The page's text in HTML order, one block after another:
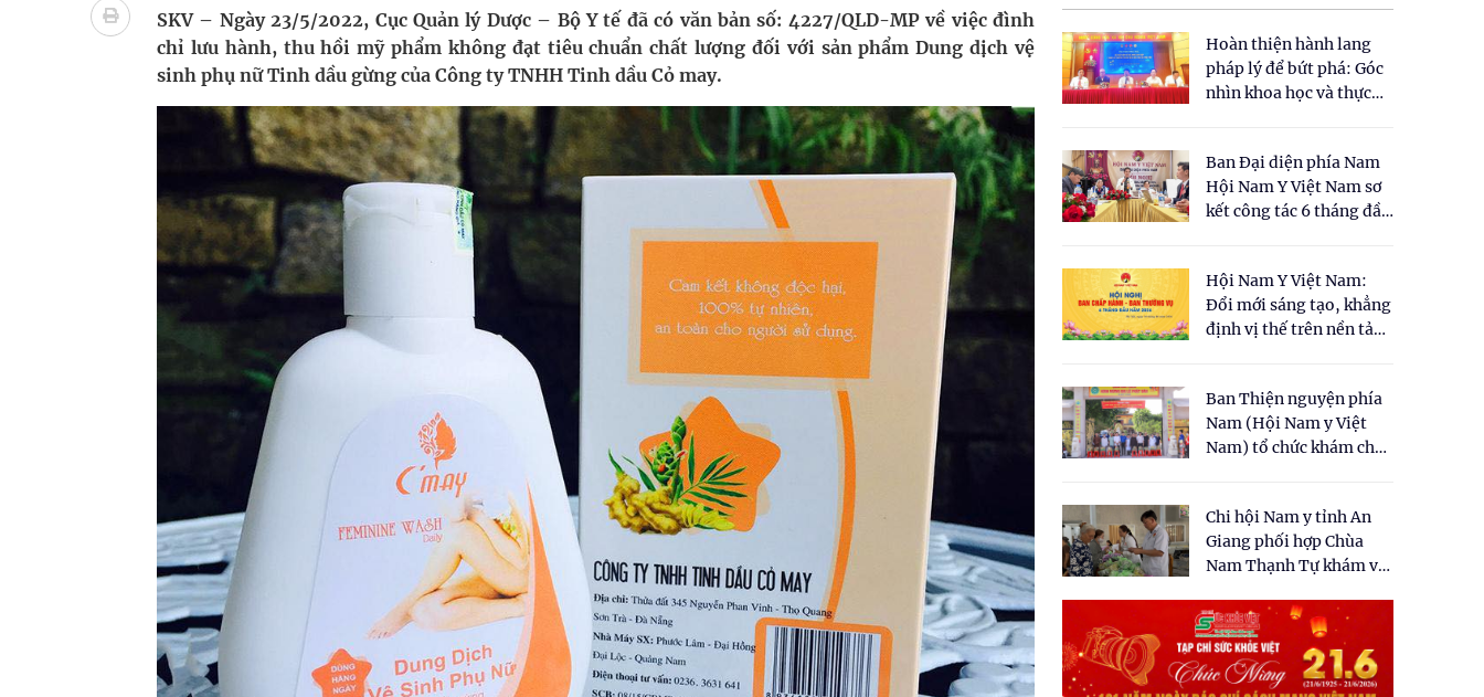
Nhiều lợi thế để nâng chất lượng y tế
Vương Thành Công: Khi việc học bắt đầu từ trải nghiệm thực tế
Tầm soát sớm ung thư vú giúp cứu sống hàng nghìn phụ nữ mỗi năm
Giải pháp nâng cao thị lực thời hiện đại
SKV – Ngày 23/5/2022, Cục Quản lý Dược – Bộ Y tế đã có văn bản số: 4227/QLD-MP về việc đình
chỉ lưu hành, thu hồi mỹ phẩm không đạt tiêu chuẩn chất lượng đối với sản phẩm Dung dịch vệ
sinh phụ nữ Tinh dầu gừng của Công ty TNHH Tinh dầu Cỏ may.
Hoàn thiện hành lang
pháp lý để bứt phá: Góc
nhìn khoa học và thực
cho Luật Y dược cổ
truyền Việt Nam"
Ban Đại diện phía Nam
Hội Nam Y Việt Nam sơ
kết công tác 6 tháng đầu
Hội Nam Y Việt Nam:
Đổi mới sáng tạo, khẳng
định vị thế trên nền tảng
Ban Thiện nguyện phía
Nam (Hội Nam y Việt
Nam) tổ chức khám chữa
dân tại xã Tân Tập
Chi hội Nam y tỉnh An
Giang phối hợp Chùa
Nam Thạnh Tự khám và
nhân dân